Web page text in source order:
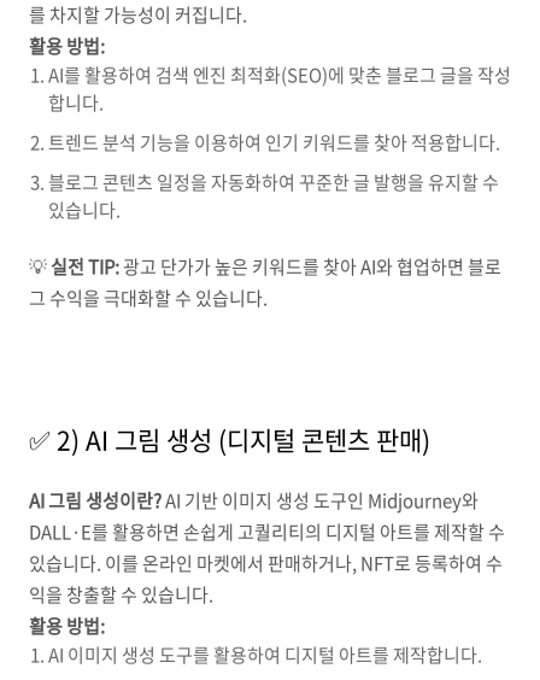
를 차지할 가능성이 커집니다.
활용 방법:
AI를 활용하여 검색 엔진 최적화(SEO)에 맞춘 블로그 글을 작성
합니다.
트렌드 분석 기능을 이용하여 인기 키워드를 찾아 적용합니다.
블로그 콘텐츠 일정을 자동화하여 꾸준한 글 발행을 유지할 수
있습니다.
💡실전 TIP:광고 단가가 높은 키워드를 찾아 AI와 협업하면 블로
그 수익을 극대화할 수 있습니다.
✅ 2) AI 그림 생성 (디지털 콘텐츠 판매)
AI 그림 생성이란?AI 기반 이미지 생성 도구인 Midjourney와
DALL·E를 활용하면 손쉽게 고퀄리티의 디지털 아트를 제작할 수
있습니다. 이를 온라인 마켓에서 판매하거나, NFT로 등록하여 수
익을 창출할 수 있습니다.
활용 방법:
AI 이미지 생성 도구를 활용하여 디지털 아트를 제작합니다.